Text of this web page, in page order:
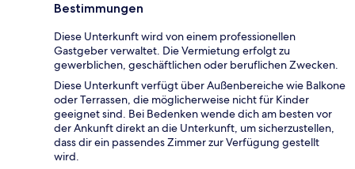
Bestimmungen
Diese Unterkunft wird von einem professionellen
Gastgeber verwaltet. Die Vermietung erfolgt zu
gewerblichen, geschäftlichen oder beruflichen Zwecken.
Diese Unterkunft verfügt über Außenbereiche wie Balkone
oder Terrassen, die möglicherweise nicht für Kinder
geeignet sind. Bei Bedenken wende dich am besten vor
der Ankunft direkt an die Unterkunft, um sicherzustellen,
dass dir ein passendes Zimmer zur Verfügung gestellt
wird.